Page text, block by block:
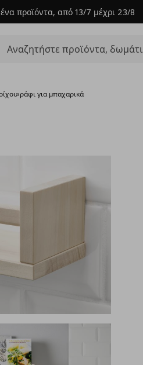
προϊόντα, από 13/7 μέχρι 23/8
›ράφι για μπαχαρικά